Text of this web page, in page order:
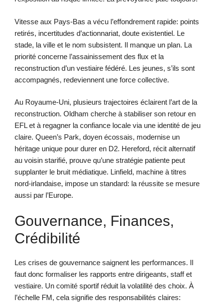
Vitesse aux Pays-Bas a vécu l’effondrement rapide: points
retirés, incertitudes d’actionnariat, doute existentiel. Le
stade, la ville et le nom subsistent. Il manque un plan. La
priorité concerne l’assainissement des flux et la
reconstruction d’un vestiaire fédéré. Les jeunes, s’ils sont
accompagnés, redeviennent une force collective.
Au Royaume-Uni, plusieurs trajectoires éclairent l’art de la
reconstruction. Oldham cherche à stabiliser son retour en
EFL et à regagner la confiance locale via une identité de jeu
claire. Queen’s Park, doyen écossais, modernise un
héritage unique pour durer en D2. Hereford, récit alternatif
au voisin starifié, prouve qu’une stratégie patiente peut
supplanter le bruit médiatique. Linfield, machine à titres
nord-irlandaise, impose un standard: la réussite se mesure
aussi par l’Europe.
Gouvernance, Finances,
Crédibilité
Les crises de gouvernance saignent les performances. Il
faut donc formaliser les rapports entre dirigeants, staff et
vestiaire. Un comité sportif réduit la volatilité des choix. À
l’échelle FM, cela signifie des responsabilités claires: